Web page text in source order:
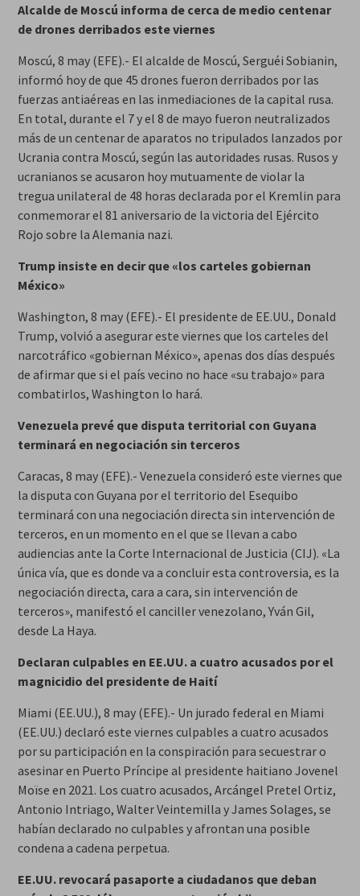
Alcalde de Moscú informa de cerca de medio centenar
de drones derribados este viernes
Moscú, 8 may (EFE).- El alcalde de Moscú, Serguéi Sobianin,
informó hoy de que 45 drones fueron derribados por las
fuerzas antiaéreas en las inmediaciones de la capital rusa.
En total, durante el 7 y el 8 de mayo fueron neutralizados
más de un centenar de aparatos no tripulados lanzados por
Ucrania contra Moscú, según las autoridades rusas. Rusos y
ucranianos se acusaron hoy mutuamente de violar la
tregua unilateral de 48 horas declarada por el Kremlin para
conmemorar el 81 aniversario de la victoria del Ejército
Rojo sobre la Alemania nazi.
Trump insiste en decir que «los carteles gobiernan
México»
Washington, 8 may (EFE).- El presidente de EE.UU., Donald
Trump, volvió a asegurar este viernes que los carteles del
narcotráfico «gobiernan México», apenas dos días después
de afirmar que si el país vecino no hace «su trabajo» para
combatirlos, Washington lo hará.
Venezuela prevé que disputa territorial con Guyana
terminará en negociación sin terceros
Caracas, 8 may (EFE).- Venezuela consideró este viernes que
la disputa con Guyana por el territorio del Esequibo
terminará con una negociación directa sin intervención de
terceros, en un momento en el que se llevan a cabo
audiencias ante la Corte Internacional de Justicia (CIJ). «La
única vía, que es donde va a concluir esta controversia, es la
negociación directa, cara a cara, sin intervención de
terceros», manifestó el canciller venezolano, Yván Gil,
desde La Haya.
Declaran culpables en EE.UU. a cuatro acusados por el
magnicidio del presidente de Haití
Miami (EE.UU.), 8 may (EFE).- Un jurado federal en Miami
(EE.UU.) declaró este viernes culpables a cuatro acusados
por su participación en la conspiración para secuestrar o
asesinar en Puerto Príncipe al presidente haitiano Jovenel
Moïse en 2021. Los cuatro acusados, Arcángel Pretel Ortiz,
Antonio Intriago, Walter Veintemilla y James Solages, se
habían declarado no culpables y afrontan una posible
condena a cadena perpetua.
EE.UU. revocará pasaporte a ciudadanos que deban